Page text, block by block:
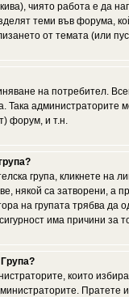
чиято работа е да
теми във форума,
от темата (или
на потребител.
Така
форум, и т.н.
група, кликнете на
някой са затворени, а
на групата трябва
има причини за
които